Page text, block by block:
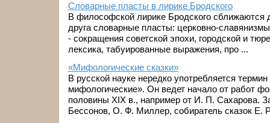
Словарные пласты в лирике Бродского
В философской лирике Бродского сближаются
друга словарные пласты: церковно-
- сокращения советской эпохи, городской и
лексика, табуированные выражения, про ...
«Мифологические сказки»
В русской науке нередко употребляется термин
мифологические». Он ведет начало от работ
половины XIX в., например от И. П. Сахарова.
Бессонов, О. Ф. Миллер, собиратель сказок Е.